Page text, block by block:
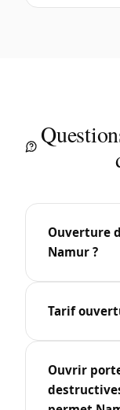
Ouverture
Namur ?
Tarif
Ouvrir